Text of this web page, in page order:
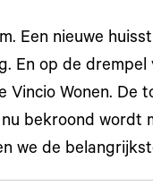
Een nieuwe
En op de
Vincio Wonen. De
bekroond wordt
we de